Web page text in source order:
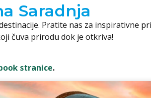
Saradnja
Pratite nas za inspirativne
čuva prirodu dok je otkriva!
stranice.